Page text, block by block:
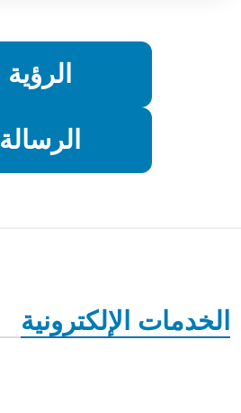
الرؤية
الرسالة
الخدمات الإلكترونية